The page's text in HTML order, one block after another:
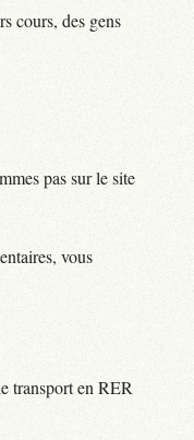
cours, des gens
pas sur le site
vous
transport en RER